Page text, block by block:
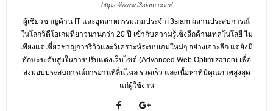
https://www.i3siam.com/
ผู้เชี่ยวชาญด้าน IT และอุตสาหกรรมเกมประจำ i3siam ผสานประสบการณ์
ในโลกวิดีโอเกมที่ยาวนานกว่า 20 ปี เข้ากับความรู้เชิงลึกด้านเทคโนโลยี ไม่
เพียงแต่เชี่ยวชาญการรีวิวและวิเคราะห์ระบบเกมใหม่ๆ อย่างเจาะลึก แต่ยังมี
ทักษะระดับสูงในการปรับแต่งเว็บไซต์ (Advanced Web Optimization) เพื่อ
ส่งมอบประสบการณ์การอ่านที่ลื่นไหล รวดเร็ว และเนื้อหาที่มีคุณภาพสูงสุด
แก่ผู้ใช้งาน